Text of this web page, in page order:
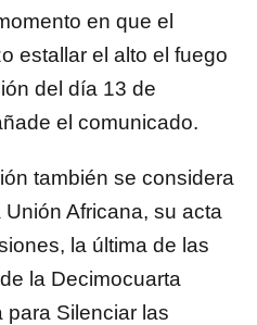
en que el
estallar el alto el fuego
del día 13 de
el comunicado.
también se considera
Africana, su acta
la última de las
la Decimocuarta
para Silenciar las